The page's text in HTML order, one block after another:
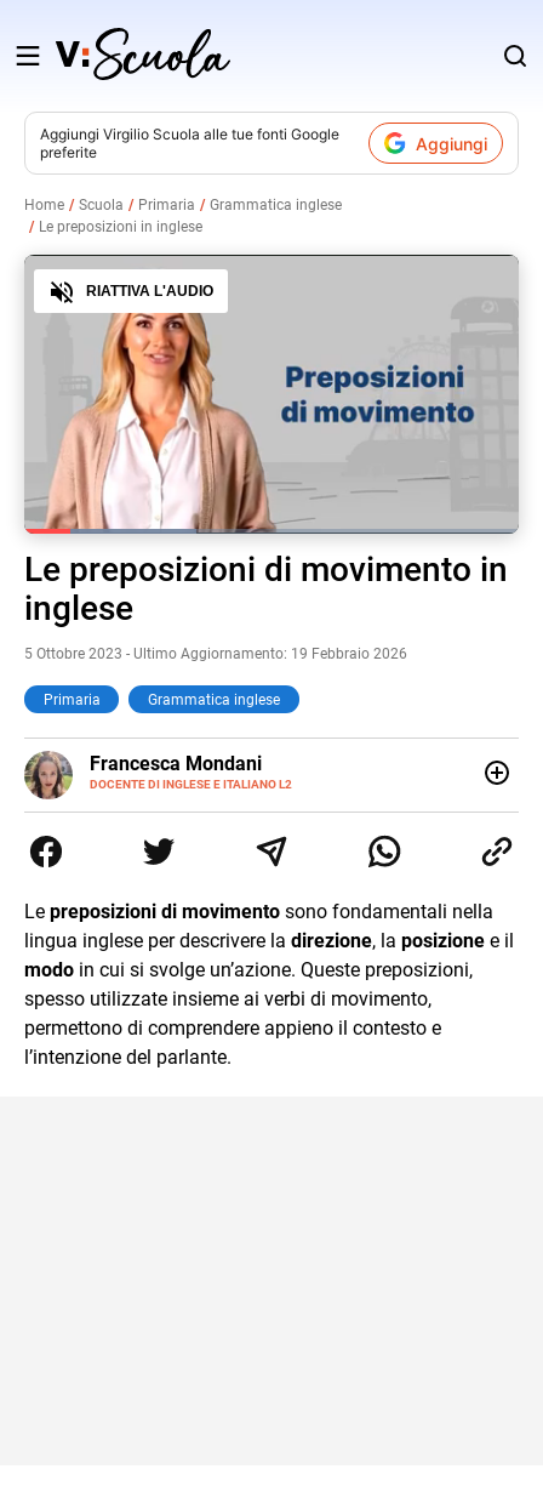
Salta
contenuto
Aggiungi Virgilio Scuola alle tue fonti Google
preferite
Aggiungi
Home Scuola Primaria
Grammatica inglese
Le preposizioni in inglese
PauseUnmute
Loaded:34.79%
Audio
RIATTIVA L'AUDIO
Le preposizioni di movimento in
inglese
5 Ottobre 2023 - Ultimo Aggiornamento: 19 Febbraio 2026
Primaria Grammatica inglese
Francesca Mondani
DOCENTE DI INGLESE E ITALIANO L2
LINKEDIN
INSTAGRAM
secondaria di secondo grado. Mi occupo inoltre di
traduzioni, SEO Onsite e contenuti per il web. Amo i saggi
della sintesi.
Le preposizioni di movimento sono fondamentali nella
lingua inglese per descrivere la direzione, la posizione e il
modo in cui si svolge un’azione. Queste preposizioni,
spesso utilizzate insieme ai verbi di movimento,
permettono di comprendere appieno il contesto e
l’intenzione del parlante.